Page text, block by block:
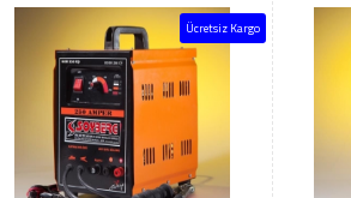
Ücretsiz Kargo